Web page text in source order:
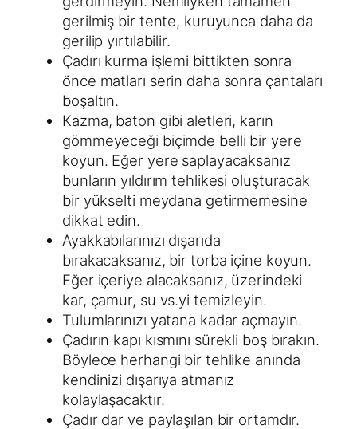
gerilmiş bir tente, kuruyunca daha da
gerilip yırtılabilir.
Çadırı kurma işlemi bittikten sonra
önce matları serin daha sonra çantaları
boşaltın.
Kazma, baton gibi aletleri, karın
gömmeyeceği biçimde belli bir yere
koyun. Eğer yere saplayacaksanız
bunların yıldırım tehlikesi oluşturacak
bir yükselti meydana getirmemesine
dikkat edin.
Ayakkabılarınızı dışarıda
bırakacaksanız, bir torba içine koyun.
Eğer içeriye alacaksanız, üzerindeki
kar, çamur, su vs.yi temizleyin.
Tulumlarınızı yatana kadar açmayın.
Çadırın kapı kısmını sürekli boş bırakın.
Böylece herhangi bir tehlike anında
kendinizi dışarıya atmanız
kolaylaşacaktır.
Çadır dar ve paylaşılan bir ortamdır.